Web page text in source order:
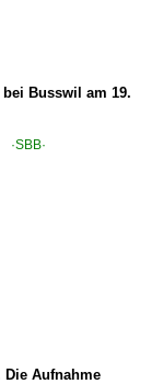
Busswil am 19.
Die Aufnahme